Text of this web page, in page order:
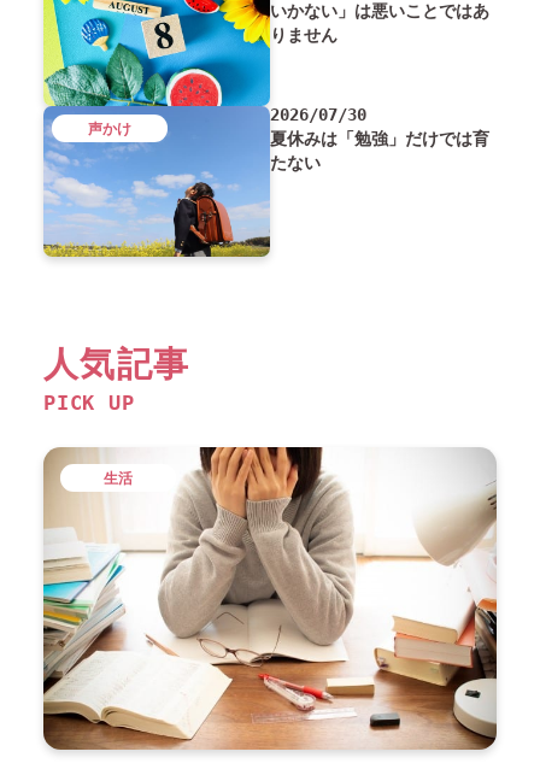
いかない」は悪いことではあ
りません
2026/07/30
夏休みは「勉強」だけでは育
たない
声かけ
人気記事
PICK UP
生活